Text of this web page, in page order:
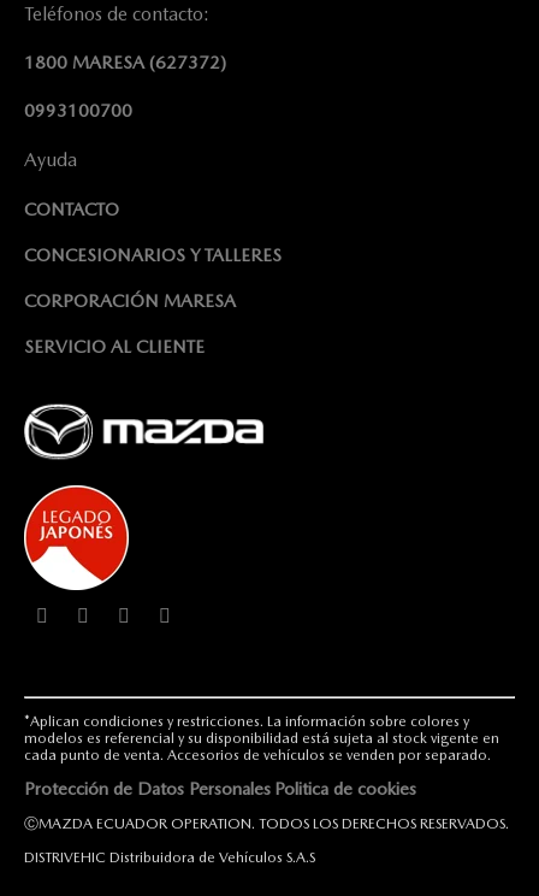
Teléfonos de contacto:
1800 MARESA(627372)
0993100700
Ayuda
CONTACTO
CONCESIONARIOS Y TALLERES
CORPORACIÓN MARESA
SERVICIO AL CLIENTE
*Aplican condiciones y restricciones. La información sobre colores y
modelos es referencial y su disponibilidad está sujeta al stock vigente en
cada punto de venta. Accesorios de vehículos se venden por separado.
Protección de Datos Personales Politica de cookies
ⒸMAZDA ECUADOR OPERATION. TODOS LOS DERECHOS RESERVADOS.
DISTRIVEHIC Distribuidora de Vehículos S.A.S